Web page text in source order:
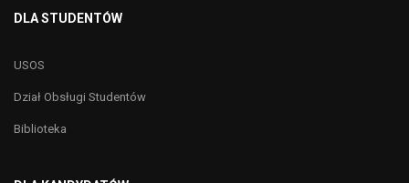
DLA STUDENTÓW
USOS
Dział Obsługi Studentów
Biblioteka